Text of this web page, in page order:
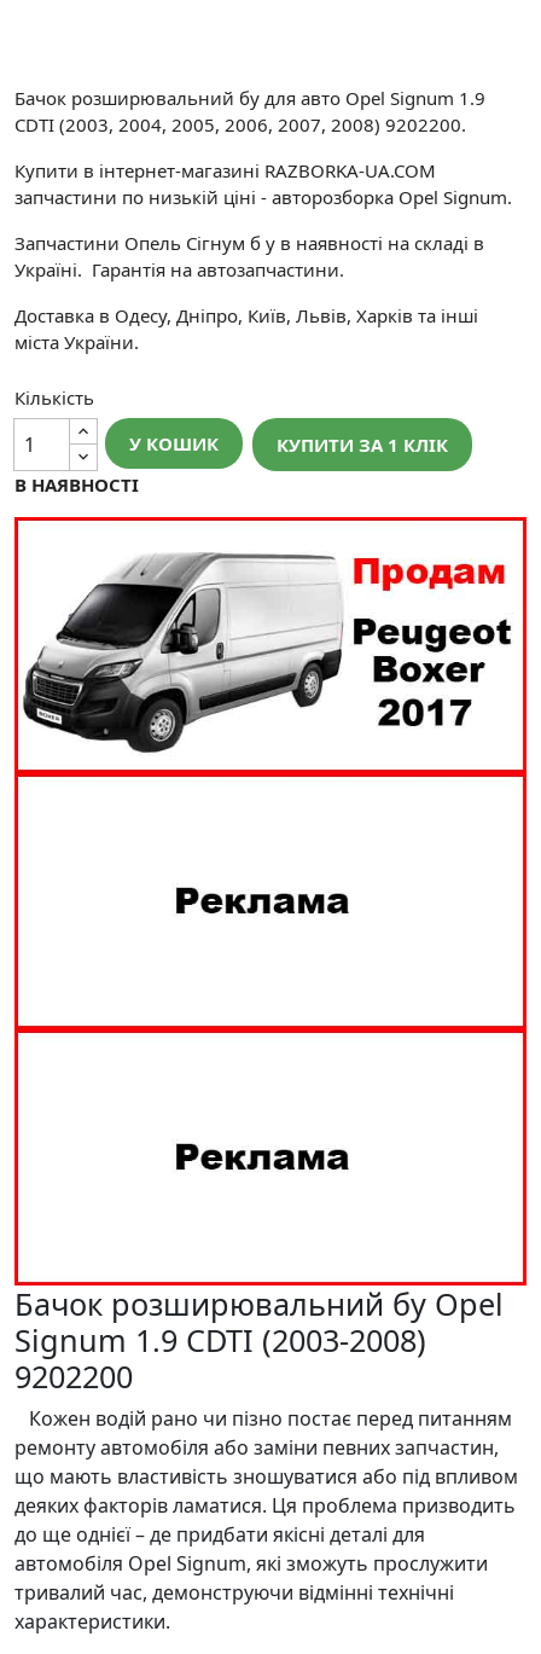
Бачок розширювальний бу для авто Opel Signum 1.9
CDTI (2003, 2004, 2005, 2006, 2007, 2008) 9202200.
Купити в інтернет-магазині RAZBORKA-UA.COM
запчастини по низькій ціні - авторозборка Opel Signum.
Запчастини Опель Сігнум б у в наявності на складі в
Україні. Гарантія на автозапчастини.
Доставка в Одесу, Дніпро, Київ, Львів, Харків та інші
міста України.
Кількість
У КОШИК
КУПИТИ ЗА 1 КЛIК
В НАЯВНОСТІ
Бачок розширювальний бу Opel
Signum 1.9 CDTI (2003-2008)
9202200
Кожен водій рано чи пізно постає перед питанням
ремонту автомобіля або заміни певних запчастин,
що мають властивість зношуватися або під впливом
деяких факторів ламатися. Ця проблема призводить
до ще однієї – де придбати якісні деталі для
автомобіля Opel Signum, які зможуть прослужити
тривалий час, демонструючи відмінні технічні
характеристики.